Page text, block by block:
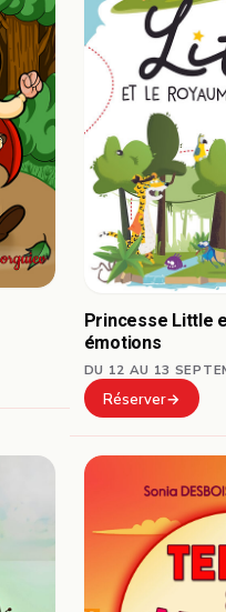
Princesse Little
émotions
DU 12 AU 13
Réserver